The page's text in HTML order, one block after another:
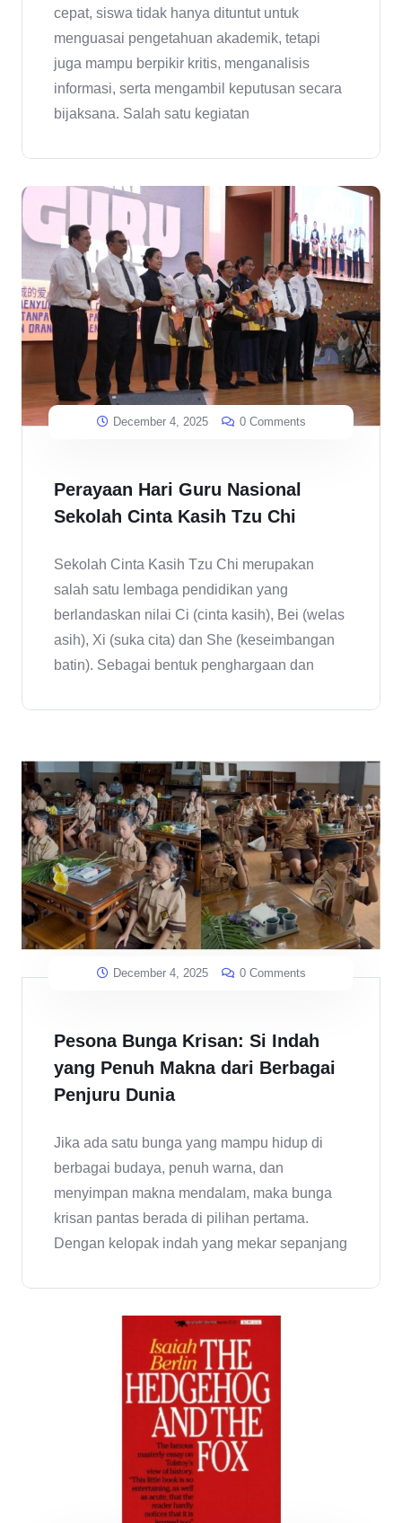
cepat, siswa tidak hanya dituntut untuk
menguasai pengetahuan akademik, tetapi
juga mampu berpikir kritis, menganalisis
informasi, serta mengambil keputusan secara
bijaksana. Salah satu kegiatan
December 4, 2025 0 Comments
Perayaan Hari Guru Nasional
Sekolah Cinta Kasih Tzu Chi
Sekolah Cinta Kasih Tzu Chi merupakan
salah satu lembaga pendidikan yang
berlandaskan nilai Ci (cinta kasih), Bei (welas
asih), Xi (suka cita) dan She (keseimbangan
batin). Sebagai bentuk penghargaan dan
December 4, 2025 0 Comments
Pesona Bunga Krisan: Si Indah
yang Penuh Makna dari Berbagai
Penjuru Dunia
Jika ada satu bunga yang mampu hidup di
berbagai budaya, penuh warna, dan
menyimpan makna mendalam, maka bunga
krisan pantas berada di pilihan pertama.
Dengan kelopak indah yang mekar sepanjang